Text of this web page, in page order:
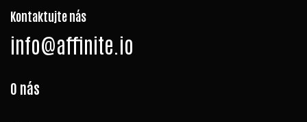
Kontaktujte nás
info@affinite.io
O nás